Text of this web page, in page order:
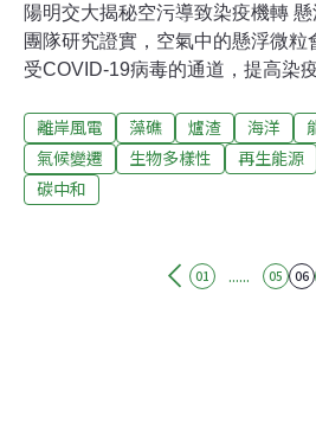
陽明交大揭秘空污導致染疫機轉
團隊研究證實，空氣中的懸浮微
受COVID-19病毒的通道，提高染
通大學急重症醫學研究所長許瀚水
國醫藥大學新藥開發研究所教授洪
驗，證實空氣中的懸浮微粒會提高
ACE2、TMPRSS2的表現量，這
刊。（中央社報導）旗山廢爐渣地
離岸風電 藻礁 爐渣 海洋
氣候變遷
生物多樣性 再生能源
碳中和
01 ...... 05 06